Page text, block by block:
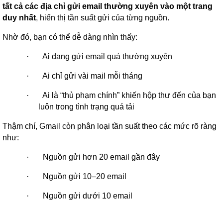
tất cả các địa chỉ gửi email thường xuyên vào một trang
duy nhất, hiển thị tần suất gửi của từng nguồn.
Nhờ đó, bạn có thể dễ dàng nhìn thấy:
· Ai đang gửi email quá thường xuyên
· Ai chỉ gửi vài mail mỗi tháng
·
Ai là “thủ phạm chính” khiến hộp thư đến của bạn
luôn trong tình trạng quá tải
Thậm chí, Gmail còn phân loại tần suất theo các mức rõ ràng
như:
· Nguồn gửi hơn 20 email gần đây
· Nguồn gửi 10–20 email
· Nguồn gửi dưới 10 email